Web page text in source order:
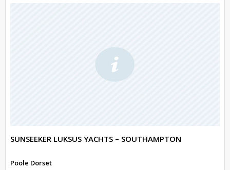
SUNSEEKER LUKSUS YACHTS – SOUTHAMPTON
Poole Dorset